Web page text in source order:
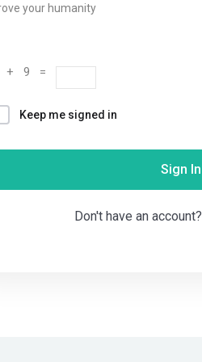
your humanity
+ 9 =
Keep me signed in
Sign In
Don't have an account?